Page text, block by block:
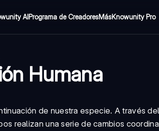
AIPrograma de CreadoresMásKnowunity Pro
Humana
de nuestra especie. A través
realizan una serie de cambios